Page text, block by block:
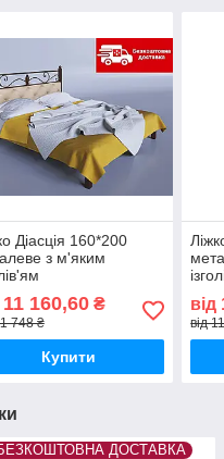
Діасція 160*200
з м'яким
11 160,60₴
748 ₴
Купити
від
від
ДОСТАВКА